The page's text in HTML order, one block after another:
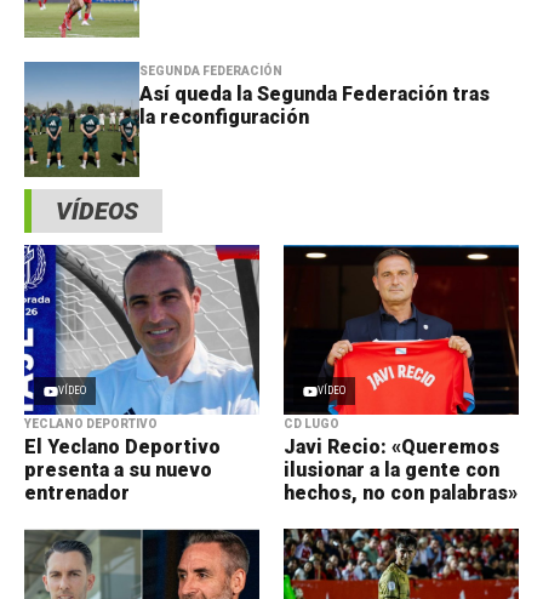
SEGUNDA FEDERACIÓN
Así queda la Segunda Federación tras
la reconfiguración
VÍDEOS
VÍDEO
YECLANO DEPORTIVO
El Yeclano Deportivo
presenta a su nuevo
entrenador
VÍDEO
CD LUGO
Javi Recio: «Queremos
ilusionar a la gente con
hechos, no con palabras»